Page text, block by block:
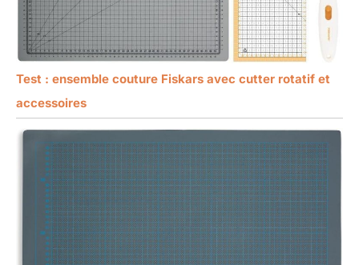
Test : ensemble couture Fiskars avec cutter rotatif et
accessoires